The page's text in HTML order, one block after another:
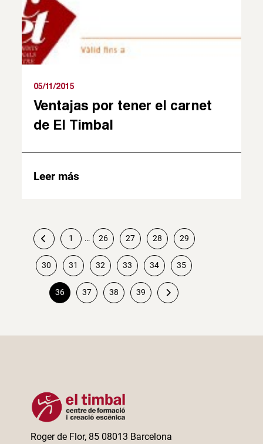
05/11/2015
Ventajas por tener el carnet
de El Timbal
Leer más
Paginación
entradas
1 … 26 27 28 29
30 31 32 33 34 35
36 37 38 39
Roger de Flor, 85 08013 Barcelona